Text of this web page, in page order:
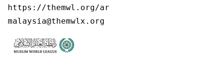
https://themwl.org/ar
malaysia@themwlx.org